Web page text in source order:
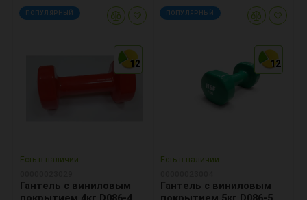
12
12
12
ПОПУЛЯРНЫЙ
Есть в наличии
Гантель с виниловым
12
12
12
ПОПУЛЯРНЫЙ
Есть в наличии
Гантель с виниловым